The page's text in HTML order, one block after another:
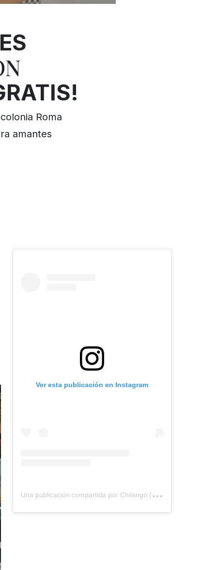
Roma
amantes
Ver esta publicación en Instagram
U
na publicación compartida por Chilango (@chilangocom)